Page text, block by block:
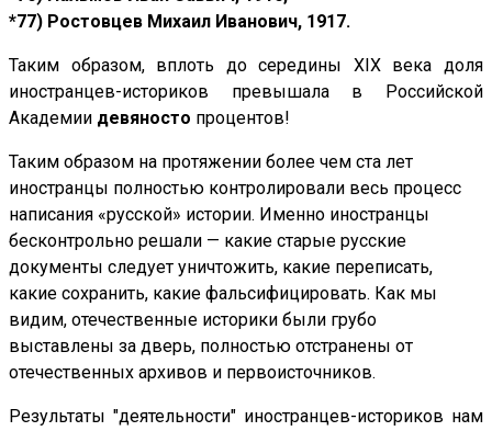
*77) Ростовцев Михаил Иванович, 1917.
Таким образом, вплоть до середины XIX века доля
иностранцев-историков превышала в Российской
Академии девяносто процентов!
Таким образом на протяжении более чем ста лет
иностранцы полностью контролировали весь процесс
написания «русской» истории. Именно иностранцы
бесконтрольно решали — какие старые русские
документы следует уничтожить, какие переписать,
какие сохранить, какие фальсифицировать. Как мы
видим, отечественные историки были грубо
выставлены за дверь, полностью отстранены от
отечественных архивов и первоисточников.
Результаты "деятельности" иностранцев-историков нам